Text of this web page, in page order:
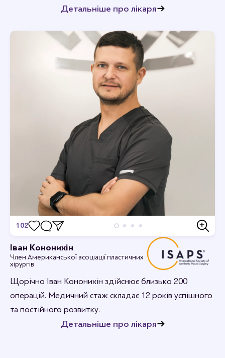
Детальніше про лікаря
Іван Кононихін
Член Американської асоціації пластичних
хірургів
Щорічно Іван Кононихін здійснює близько 200
операцій. Медичний стаж складає 12 років успішного
та постійного розвитку.
Детальніше про лікаря
102
Станьте першим хто залишить відгук.